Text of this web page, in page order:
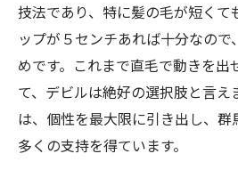
技法であり、特に髪の毛が短くて
ップが５センチあれば十分なの
めです。これまで直毛で動きを出
て、デビルは絶好の選択肢と言え
は、個性を最大限に引き出し、
多くの支持を得ています。